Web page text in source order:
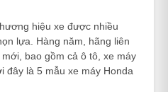
hiệu xe được nhiều
lựa. Hàng năm, hãng liên
bao gồm cả ô tô, xe máy
đây là 5 mẫu xe máy Honda